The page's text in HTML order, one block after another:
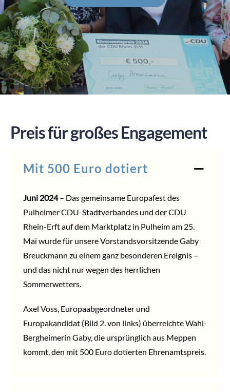
SPENDEN
Preis für großes Engagement
Mit 500 Euro dotiert
Juni 2024– Das gemeinsame Europafest des
Pulheimer CDU-Stadtverbandes und der CDU
Rhein-Erft auf dem Marktplatz in Pulheim am 25.
Mai wurde für unsere Vorstandsvorsitzende Gaby
Breuckmann zu einem ganz besonderen Ereignis –
und das nicht nur wegen des herrlichen
Sommerwetters.
Axel Voss, Europaabgeordneter und
Europakandidat (Bild 2. von links) überreichte Wahl-
Bergheimerin Gaby, die ursprünglich aus Meppen
kommt, den mit 500 Euro dotierten Ehrenamtspreis.